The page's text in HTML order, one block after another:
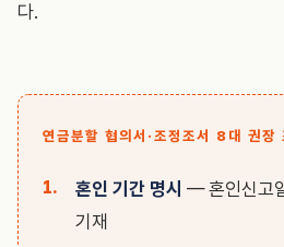
다.
연금분할 협의서·조정조서 8대 권장
혼인 기간 명시 — 혼인신고
기재